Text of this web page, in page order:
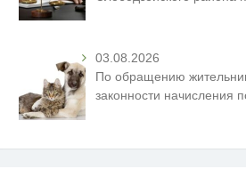
03.08.2026
По обращению
законности начисления